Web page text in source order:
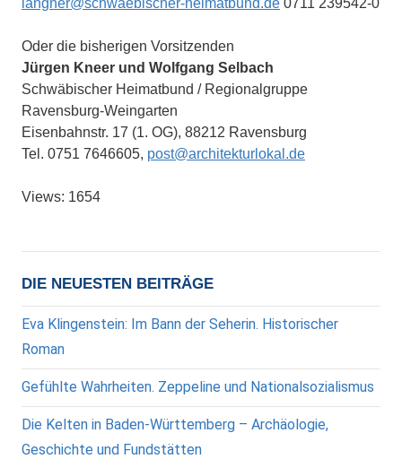
langner@schwaebischer-heimatbund.de 0711 239542-0
Oder die bisherigen Vorsitzenden
Jürgen Kneer und Wolfgang Selbach
Schwäbischer Heimatbund / Regionalgruppe
Ravensburg-Weingarten
Eisenbahnstr. 17 (1. OG), 88212 Ravensburg
Tel. 0751 7646605, post@architekturlokal.de
Views: 1654
DIE NEUESTEN BEITRÄGE
Eva Klingenstein: Im Bann der Seherin. Historischer
Roman
Gefühlte Wahrheiten. Zeppeline und Nationalsozialismus
Die Kelten in Baden-Württemberg – Archäologie,
Geschichte und Fundstätten